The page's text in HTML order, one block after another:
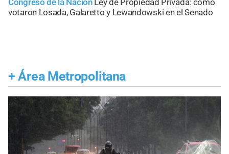
Congreso de la Nación Ley de Propiedad Privada: cómo
votaron Losada, Galaretto y Lewandowski en el Senado
+ Área Metropolitana